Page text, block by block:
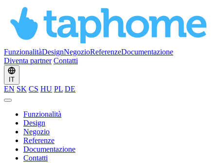
FunzionalitàDesignNegozioReferenzeDocumentazione
Diventa partner Contatti
IT
EN SK CS HU PL DE
Funzionalità
Design
Negozio
Referenze
Documentazione
Contatti